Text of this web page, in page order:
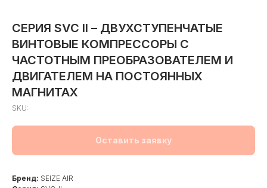
СЕРИЯ SVC II – ДВУХСТУПЕНЧАТЫЕ
ВИНТОВЫЕ КОМПРЕССОРЫ С
ЧАСТОТНЫМ ПРЕОБРАЗОВАТЕЛЕМ И
ДВИГАТЕЛЕМ НА ПОСТОЯННЫХ
МАГНИТАХ
SKU:
Оставить заявку
Бренд: SEIZE AIR